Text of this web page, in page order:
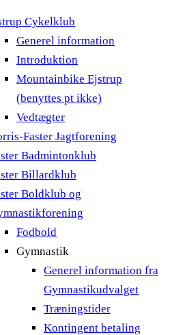
Cykelklub
Generel information
Introduktion
Mountainbike Ejstrup
(benyttes pt ikke)
Vedtægter
Faster Jagtforening
Badmintonklub
Billardklub
Boldklub og
Fodbold
Gymnastik
Generel information fra
Gymnastikudvalget
Træningstider
Kontingent betaling